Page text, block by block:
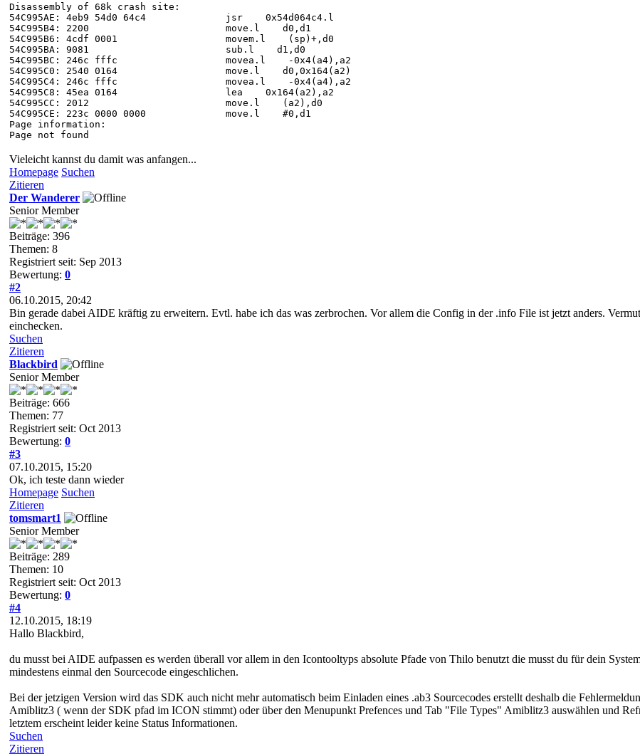
Disassembly of 68k crash site:
54C995AE: 4eb9 54d0 64c4 jsr 0x54d064c4.l
54C995B4: 2200 move.l d0,d1
54C995B6: 4cdf 0001 movem.l (sp)+,d0
54C995BA: 9081 sub.l d1,d0
54C995BC: 246c fffc movea.l -0x4(a4),a2
54C995C0: 2540 0164 move.l d0,0x164(a2)
54C995C4: 246c fffc movea.l -0x4(a4),a2
54C995C8: 45ea 0164 lea 0x164(a2),a2
54C995CC: 2012 move.l (a2),d0
54C995CE: 223c 0000 0000 move.l #0,d1
Page information:
Page not found
Vieleicht kannst du damit was anfangen...
Homepage Suchen
Zitieren
Der Wanderer
Senior Member
Beiträge: 396
Themen: 8
Registriert seit: Sep 2013
Bewertung: 0
#2
06.10.2015, 20:42
Bin gerade dabei AIDE kräftig zu erweitern. Evtl. habe ich das was zerbrochen. Vor allem die Config in der .info File ist jetzt anders.
einchecken.
Suchen
Zitieren
Blackbird
Senior Member
Beiträge: 666
Themen: 77
Registriert seit: Oct 2013
Bewertung: 0
#3
07.10.2015, 15:20
Ok, ich teste dann wieder
Homepage Suchen
Zitieren
tomsmart1
Senior Member
Beiträge: 289
Themen: 10
Registriert seit: Oct 2013
Bewertung: 0
#4
12.10.2015, 18:19
Hallo Blackbird,
du musst bei AIDE aufpassen es werden überall vor allem in den Icontooltyps absolute Pfade von Thilo benutzt die musst du für dein
mindestens einmal den Sourcecode eingeschlichen.
Bei der jetzigen Version wird das SDK auch nicht mehr automatisch beim Einladen eines .ab3 Sourcecodes erstellt deshalb die
Amiblitz3 ( wenn der SDK pfad im ICON stimmt) oder über den Menupunkt Prefences und Tab "File Types" Amiblitz3 auswählen und
letztem erscheint leider keine Status Informationen.
Suchen
Zitieren